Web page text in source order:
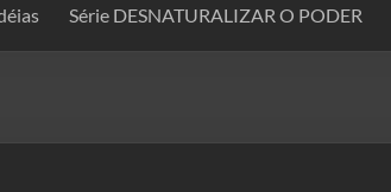
Série DESNATURALIZAR O PODER